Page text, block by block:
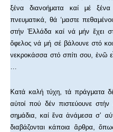
ξένα διανοήματα καί μέ
πνευματικά, θά ‘μαστε
στήν Ἑλλάδα καί νά μήν ἔχει
ὄφελος νά μή σέ βάλουνε στό
νεκροκάσσα στό σπίτι σου, ἐνῶ
…
Κατά καλή τύχη, τά πράγματα
αὐτοί πού δέν πιστεύουνε
σημάδια, καί ἕνα ἀνάμεσα σ’
διαβάζονται κάποια ἄρθρα,